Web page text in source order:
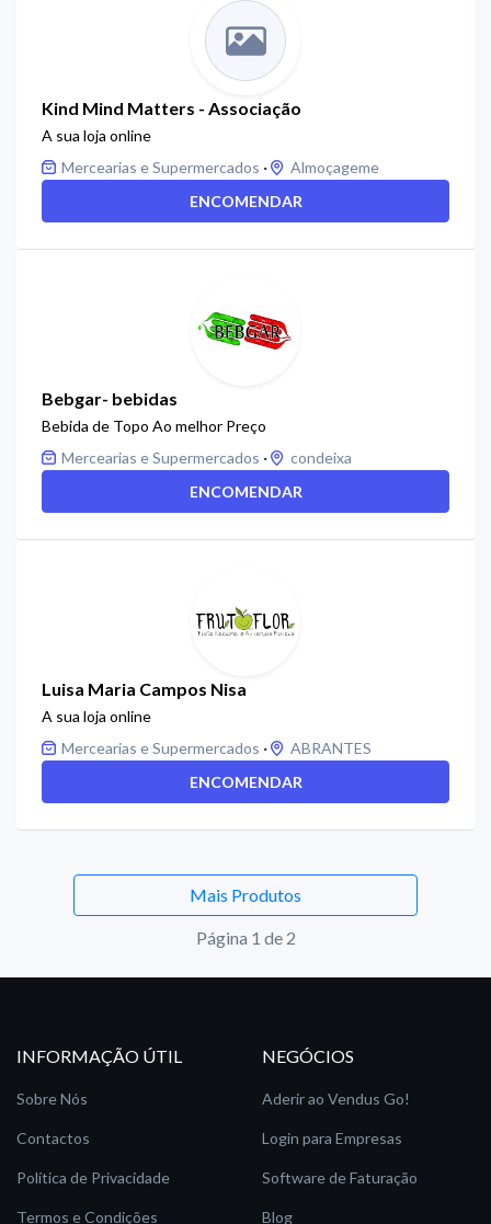
Kind Mind Matters - Associação
A sua loja online
Mercearias e Supermercados ·
Almoçageme
ENCOMENDAR
Bebgar- bebidas
Bebida de Topo Ao melhor Preço
Mercearias e Supermercados ·
condeixa
ENCOMENDAR
Luisa Maria Campos Nisa
A sua loja online
Mercearias e Supermercados ·
ABRANTES
ENCOMENDAR
Mais Produtos
Página 1 de 2
INFORMAÇÃO ÚTIL
Sobre Nós
Contactos
Política de Privacidade
Termos e Condições
NEGÓCIOS
Aderir ao Vendus Go!
Login para Empresas
Software de Faturação
Blog